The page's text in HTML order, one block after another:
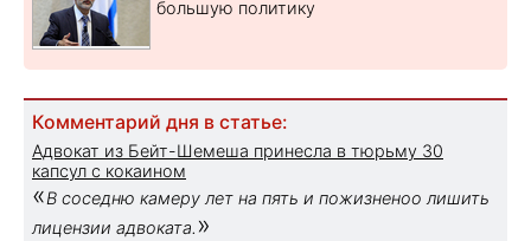
большую политику
Комментарий дня в статье:
Адвокат из Бейт-Шемеша принесла в тюрьму 30
капсул с кокаином
«В соседню камеру лет на пять и пожизненоо лишить
лицензии адвоката. »